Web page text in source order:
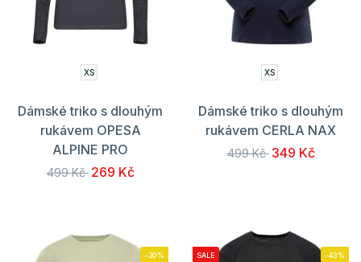
XS
Dámské triko s dlouhým
rukávem OPESA
ALPINE PRO
499 Kč 269 Kč
XS
Dámské triko s dlouhým
rukávem CERLA NAX
499 Kč 349 Kč
-30% SALE -43%